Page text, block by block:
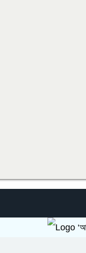
‘আমার